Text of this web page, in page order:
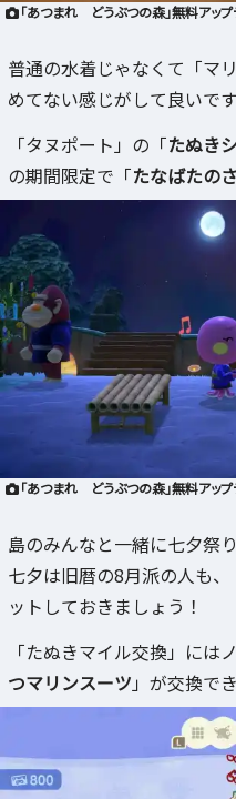
「あつまれ どうぶつの森」無料アッ
普通の水着じゃなくて「マ
めてない感じがして良いです
「タヌポート」の「たぬき
の期間限定で「たなばたの
「あつまれ どうぶつの森」無料アッ
島のみんなと一緒に七夕祭
七夕は旧暦の8月派の人も
ットしておきましょう！
「たぬきマイル交換」には
つマリンスーツ 」が交換で